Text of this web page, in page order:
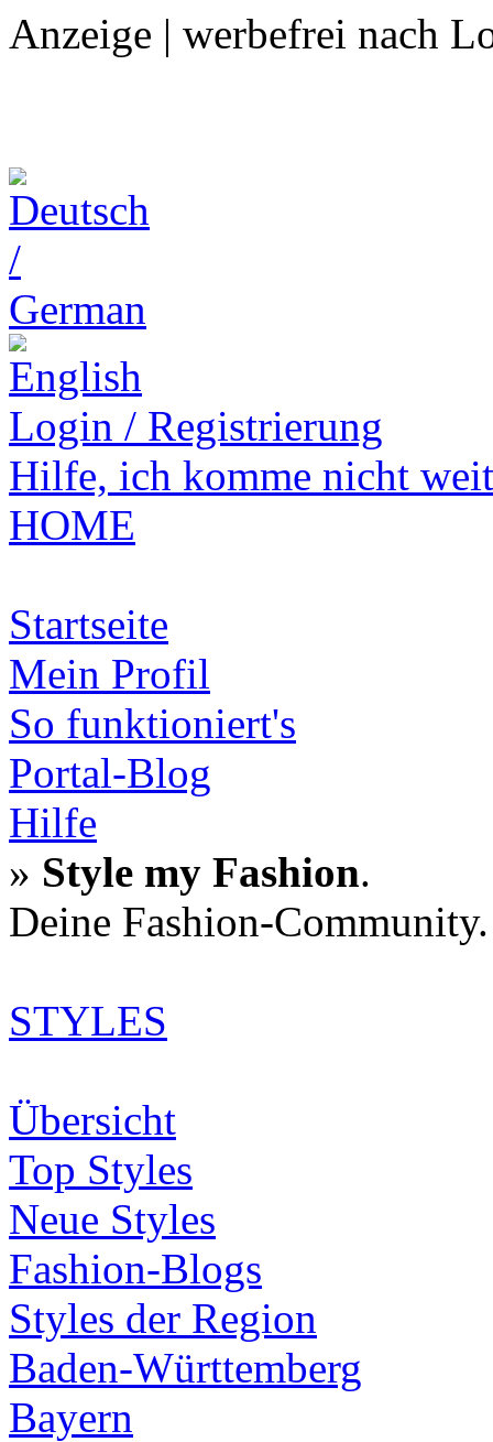
Anzeige | werbefrei nach
Login / Registrierung
Hilfe, ich komme nicht
HOME
Startseite
Mein Profil
So funktioniert's
Portal-Blog
Hilfe
» Style my Fashion.
Deine Fashion-
STYLES
Übersicht
Top Styles
Neue Styles
Fashion-Blogs
Styles der Region
Baden-Württemberg
Bayern